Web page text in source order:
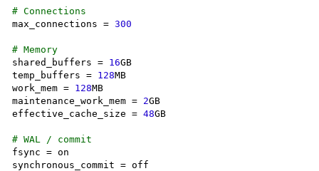
# Connections
max_connections = 300
# Memory
shared_buffers = 16GB
temp_buffers = 128MB
work_mem = 128MB
maintenance_work_mem = 2GB
effective_cache_size = 48GB
# WAL / commit
fsync = on
synchronous_commit = off